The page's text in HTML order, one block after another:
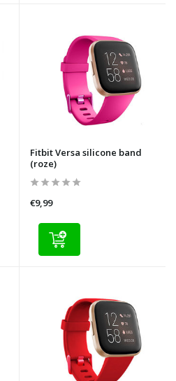
Fitbit Versa silicone band
(roze)
€9,99